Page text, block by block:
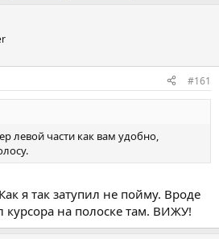
#161
левой части как вам удобно,
я так затупил не пойму. Вроде
на полоске там. ВИЖУ!